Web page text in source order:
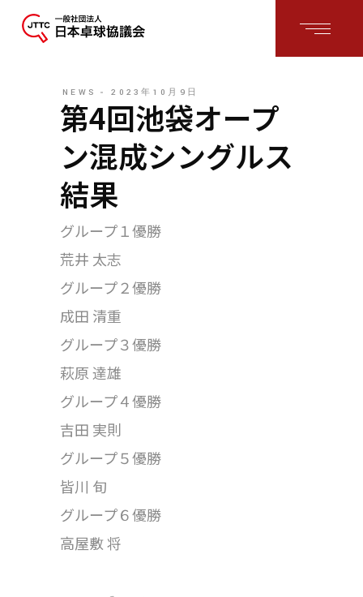
NEWS 2023年10月9日
第4回池袋オープ
ン混成シングルス
結果
グループ１優勝
荒井 太志
グループ２優勝
成田 清重
グループ３優勝
萩原 達雄
グループ４優勝
吉田 実則
グループ５優勝
皆川 旬
グループ６優勝
高屋敷 将